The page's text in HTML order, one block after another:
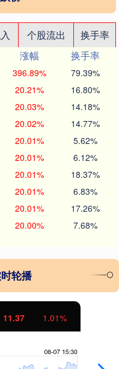
个股流出
换手率
涨幅
换手率
396.89% 79.39%
20.21% 16.80%
20.03% 14.18%
20.02% 14.77%
20.01% 5.62%
20.01% 6.12%
20.01% 18.37%
20.01% 6.83%
20.01% 17.26%
20.00% 7.68%
轮播
11.37 1.01%